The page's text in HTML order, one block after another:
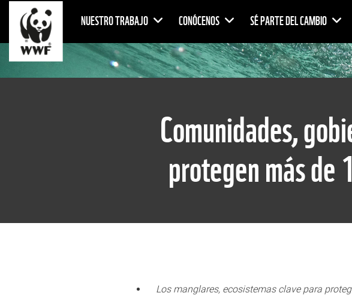
NUESTRO TRABAJO CONÓCENOS SÉ PARTE DEL CAMBIO
Comunidades,
protegen más de
Los manglares, ecosistemas clave para